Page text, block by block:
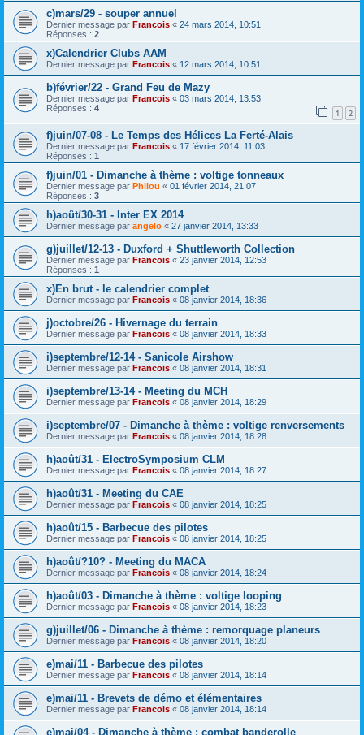
c)mars/29 - souper annuel
Dernier message par Francois « 24 mars 2014, 10:51
Réponses : 2
x)Calendrier Clubs AAM
Dernier message par Francois « 12 mars 2014, 10:51
b)février/22 - Grand Feu de Mazy
Dernier message par Francois « 03 mars 2014, 13:53
Réponses : 4 1 2
f)juin/07-08 - Le Temps des Hélices La Ferté-Alais
Dernier message par Francois « 17 février 2014, 11:03
Réponses : 1
f)juin/01 - Dimanche à thème : voltige tonneaux
Dernier message par Philou « 01 février 2014, 21:07
Réponses : 3
h)août/30-31 - Inter EX 2014
Dernier message par angelo « 27 janvier 2014, 13:33
g)juillet/12-13 - Duxford + Shuttleworth Collection
Dernier message par Francois « 23 janvier 2014, 12:53
Réponses : 1
x)En brut - le calendrier complet
Dernier message par Francois « 08 janvier 2014, 18:36
j)octobre/26 - Hivernage du terrain
Dernier message par Francois « 08 janvier 2014, 18:33
i)septembre/12-14 - Sanicole Airshow
Dernier message par Francois « 08 janvier 2014, 18:31
i)septembre/13-14 - Meeting du MCH
Dernier message par Francois « 08 janvier 2014, 18:29
i)septembre/07 - Dimanche à thème : voltige renversements
Dernier message par Francois « 08 janvier 2014, 18:28
h)août/31 - ElectroSymposium CLM
Dernier message par Francois « 08 janvier 2014, 18:27
h)août/31 - Meeting du CAE
Dernier message par Francois « 08 janvier 2014, 18:25
h)août/15 - Barbecue des pilotes
Dernier message par Francois « 08 janvier 2014, 18:25
h)août/?10? - Meeting du MACA
Dernier message par Francois « 08 janvier 2014, 18:24
h)août/03 - Dimanche à thème : voltige looping
Dernier message par Francois « 08 janvier 2014, 18:23
g)juillet/06 - Dimanche à thème : remorquage planeurs
Dernier message par Francois « 08 janvier 2014, 18:20
e)mai/11 - Barbecue des pilotes
Dernier message par Francois « 08 janvier 2014, 18:14
e)mai/11 - Brevets de démo et élémentaires
Dernier message par Francois « 08 janvier 2014, 18:14
e)mai/04 - Dimanche à thème : combat banderolle